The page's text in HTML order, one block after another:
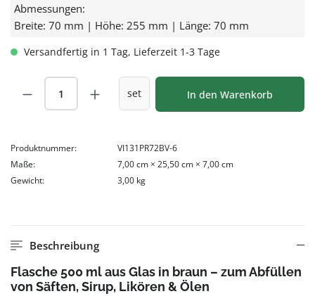
Abmessungen:
Breite: 70 mm | Höhe: 255 mm | Länge: 70 mm
Versandfertig in 1 Tag, Lieferzeit 1-3 Tage
Produkt Anzahl: Gib den gewünschten
set In den Warenkorb
Produktnummer:
VI131PR72BV-6
Maße:
7,00 cm × 25,50 cm × 7,00 cm
Gewicht:
3,00 kg
Beschreibung
Flasche 500 ml aus Glas in braun – zum Abfüllen
von Säften, Sirup, Likören & Ölen